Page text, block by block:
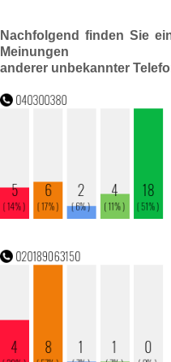
Nachfolgend finden Sie
Meinungen
anderer unbekannter